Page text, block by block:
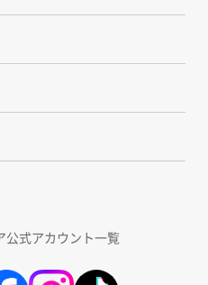
公式アカウント一覧